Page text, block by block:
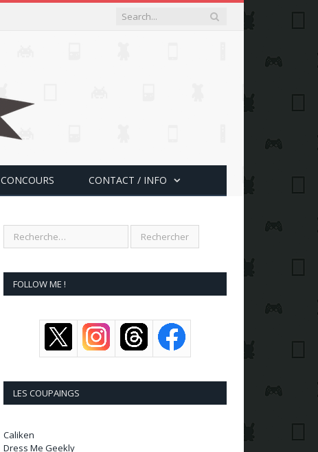
CONCOURS CONTACT / INFO
FOLLOW ME !
LES COUPAINGS
Caliken
Dress Me Geekly